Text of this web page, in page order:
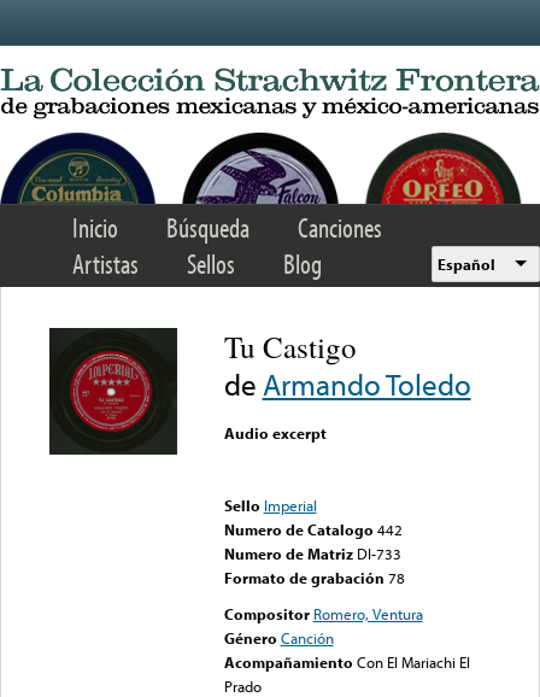
Inicio Búsqueda
Canciones
Artistas
Sellos Blog Español
Tu Castigo
de Armando Toledo
Audio excerpt
Sello Imperial
Numero de Catalogo 442
Numero de Matriz DI-733
Formato de grabación 78
Compositor Romero, Ventura
Género Canción
Acompañamiento Con El Mariachi El
Prado